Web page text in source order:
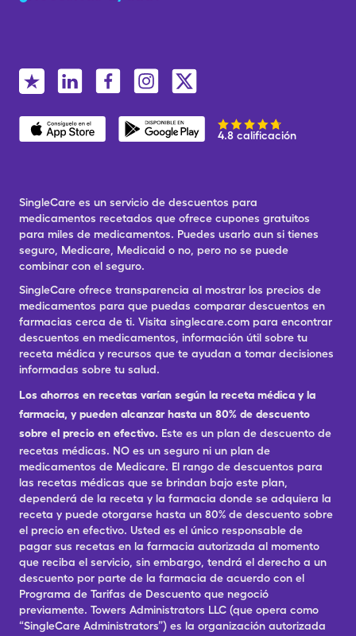
4.8 calificación
SingleCare es un servicio de descuentos para
medicamentos recetados que ofrece cupones gratuitos
para miles de medicamentos. Puedes usarlo aun si tienes
seguro, Medicare, Medicaid o no, pero no se puede
combinar con el seguro.
SingleCare ofrece transparencia al mostrar los precios de
medicamentos para que puedas comparar descuentos en
farmacias cerca de ti. Visita singlecare.com para encontrar
descuentos en medicamentos, información útil sobre tu
receta médica y recursos que te ayudan a tomar decisiones
informadas sobre tu salud.
Los ahorros en recetas varían según la receta médica y la
farmacia, y pueden alcanzar hasta un 80% de descuento
sobre el precio en efectivo. Este es un plan de descuento de
recetas médicas. NO es un seguro ni un plan de
medicamentos de Medicare. El rango de descuentos para
las recetas médicas que se brindan bajo este plan,
dependerá de la receta y la farmacia donde se adquiera la
receta y puede otorgarse hasta un 80% de descuento sobre
el precio en efectivo. Usted es el único responsable de
pagar sus recetas en la farmacia autorizada al momento
que reciba el servicio, sin embargo, tendrá el derecho a un
descuento por parte de la farmacia de acuerdo con el
Programa de Tarifas de Descuento que negoció
previamente. Towers Administrators LLC (que opera como
“SingleCare Administrators”) es la organización autorizada